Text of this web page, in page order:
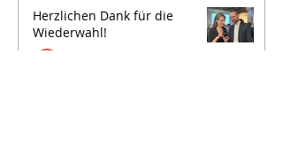
Herzlichen Dank für die
Wiederwahl!